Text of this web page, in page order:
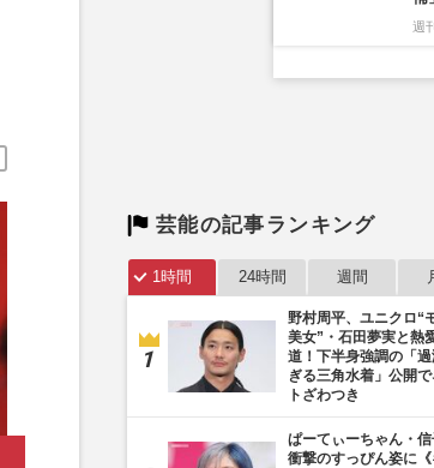
芸能の記事ランキング
1時間 24時間 週間
野村周平、ユニクロ“
美女”・石田夢実と熱
道！下半身強調の「
ぎる三角水着」公開で
トざわつき
ぱーてぃーちゃん・信
衝撃のすっぴん姿に《